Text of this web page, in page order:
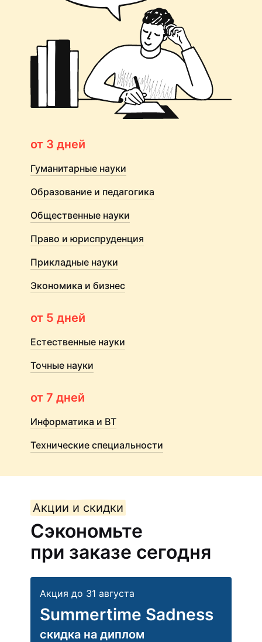
от 3 дней
Гуманитарные науки
Образование и педагогика
Общественные науки
Право и юриспруденция
Прикладные науки
Экономика и бизнес
от 5 дней
Естественные науки
Точные науки
от 7 дней
Информатика и ВТ
Технические специальности
Акции и скидки
Сэкономьте
при заказе сегодня
Акция до 31 августа
Summertime Sadness
скидка на диплом